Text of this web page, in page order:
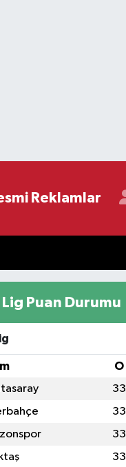
Reklamlar
Puan Durumu
O
33
33
33
33